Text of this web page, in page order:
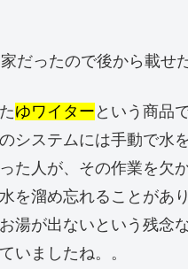
だったので後から載せ
ゆワイター という商品
システムには手動で水
た人が、その作業を欠
を溜め忘れることがあ
湯が出ないという残念
いましたね。。